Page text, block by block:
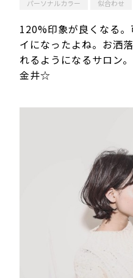
パーソナルカラー
似合わせ
120%印象が良くなる
イになったよね。お洒
れるようになるサロ
金井☆